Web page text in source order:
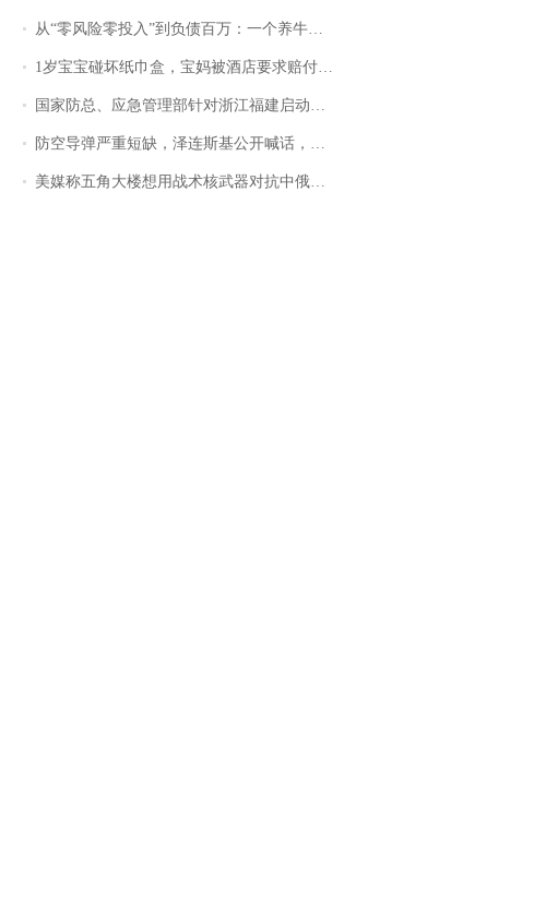
从“零风险零投入”到负债百万：一个养牛项目崩盘后，谁该为农户的贷款买单丨红星调查
1岁宝宝碰坏纸巾盒，宝妈被酒店要求赔付924元！三亚一酒店回复：骨瓷定制！网友一查价格，吵翻了
国家防总、应急管理部针对浙江福建启动防汛防台风四级应急响应
防空导弹严重短缺，泽连斯基公开喊话，乌克兰失去导弹拦截能力？
美媒称五角大楼想用战术核武器对抗中俄，专家：赤裸裸的“核讹诈”